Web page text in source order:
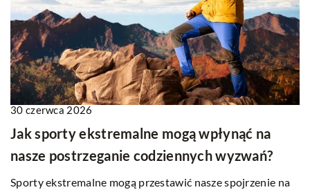
30 czerwca 2026
Jak sporty ekstremalne mogą wpłynąć na
nasze postrzeganie codziennych wyzwań?
Sporty ekstremalne mogą przestawić nasze spojrzenie na